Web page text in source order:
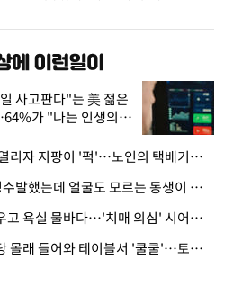
사고판다"는 美 젊은
가 "나는 인생의
· 엘베 문 열리자 지팡이 '퍽'…노인의 택배기사 폭행 이유
· "20년 병수발했는데 얼굴도 모르는 동생이 유산 절반을"…배다른 형제 상속권 있을까
· 냄비 태우고 욕실 물바다…'치매 의심' 시어머니 검사 권유했다가 '날벼락'
· 새벽 식당 몰래 들어와 테이블서 '쿨쿨'…토사물 남기고 사라진 남성